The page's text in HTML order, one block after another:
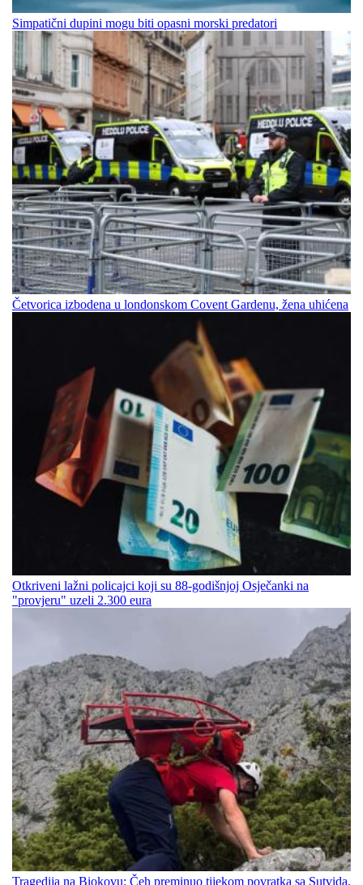
Simpatični dupini mogu biti opasni morski predatori
Četvorica izbodena u londonskom Covent Gardenu, žena uhićena
Otkriveni lažni policajci koji su 88-godišnjoj Osječanki na
"provjeru" uzeli 2.300 eura
Tragedija na Biokovu: Čeh preminuo tijekom povratka sa Sutvida,